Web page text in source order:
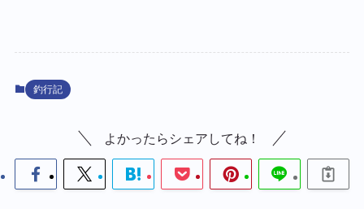
釣行記
よかったらシェアしてね！